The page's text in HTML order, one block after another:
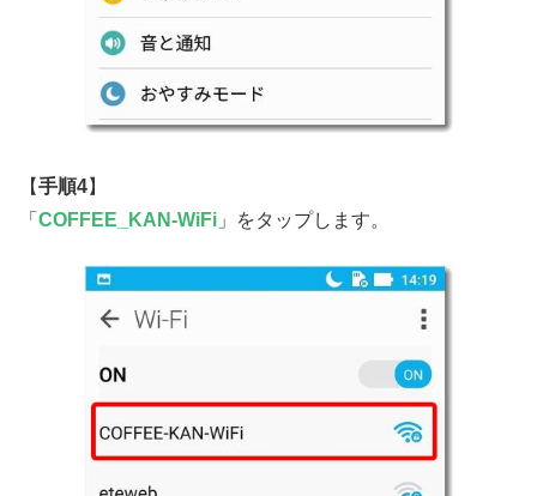
【手順4】
「 COFFEE_KAN-WiFi 」をタップします。